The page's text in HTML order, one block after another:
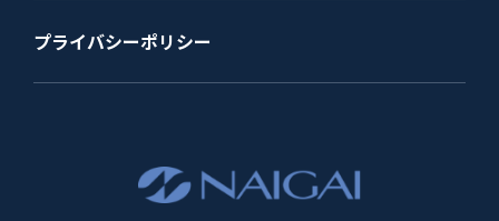
プライバシーポリシー